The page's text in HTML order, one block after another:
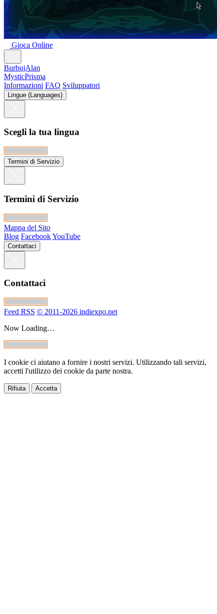
Gioca Online
BurbujAlan
MysticPrisma
Informazioni FAQ Sviluppatori
Lingue (Languages)
Scegli la tua lingua
Termini di Servizio
Termini di Servizio
Mappa del Sito
Blog FacebookYouTube
Contattaci
Contattaci
Feed RSS © 2011-2026 indiexpo.net
Now Loading…
I cookie ci aiutano a fornire i nostri servizi. Utilizzando tali servizi,
accetti l'utilizzo dei cookie da parte nostra.
Rifiuta Accetta